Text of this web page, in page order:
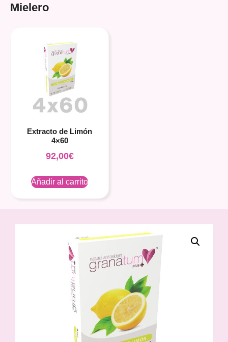
Mielero
Extracto de Limón
4×60
92,00€
Añadir al carrito